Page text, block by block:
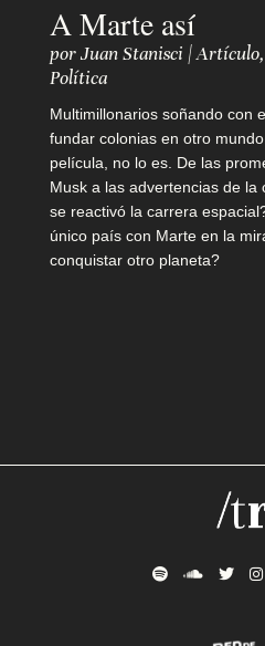
á
t
u
p
r
o
t
A Marte así
porJuan Stanisci |Artículo,
Política
Multimillonarios soñando con
fundar colonias en otro
película, no lo es. De las
Musk a las advertencias de la
se reactivó la carrera
único país con Marte en la
conquistar otro planeta?